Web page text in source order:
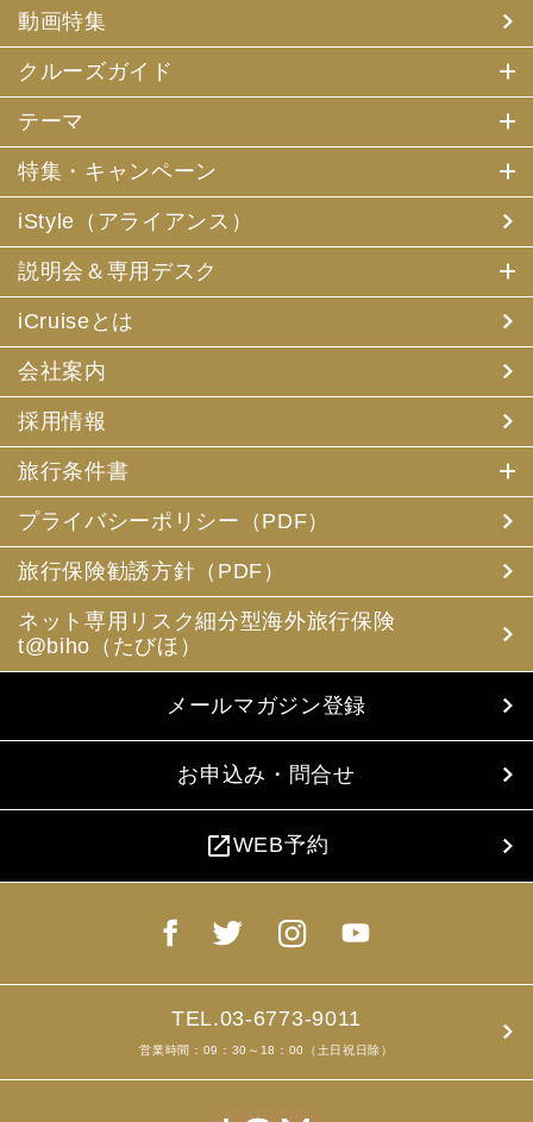
動画特集
クルーズガイド
テーマ
特集・キャンペーン
iStyle（アライアンス）
説明会＆専用デスク
iCruiseとは
会社案内
採用情報
旅行条件書
プライバシーポリシー（PDF）
旅行保険勧誘方針（PDF）
ネット専用リスク細分型海外旅行保険
t@biho（たびほ）
メールマガジン登録
お申込み・問合せ
open_in_newWEB予約
TEL.03-6773-9011
営業時間：09：30～18：00（土日祝日除）